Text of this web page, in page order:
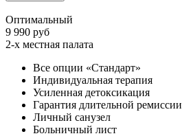
Оптимальный
9 990 руб
2-х местная палата
Все опции «Стандарт»
Индивидуальная терапия
Усиленная детоксикация
Гарантия длительной ремиссии
Личный санузел
Больничный лист